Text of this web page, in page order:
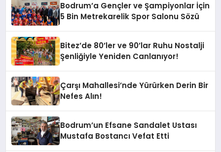
Bodrum’a Gençler ve Şampiyonlar İçin
5 Bin Metrekarelik Spor Salonu Sözü
Bitez’de 80’ler ve 90’lar Ruhu Nostalji
Şenliğiyle Yeniden Canlanıyor!
Çarşı Mahallesi’nde Yürürken Derin Bir
Nefes Alın!
Bodrum’un Efsane Sandalet Ustası
Mustafa Bostancı Vefat Etti